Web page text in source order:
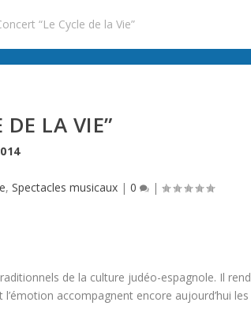
“Le Cycle de la Vie”
DE LA VIE”
, Spectacles musicaux| 0 |
de la culture judéo-espagnole. Il rend
accompagnent encore aujourd’hui les